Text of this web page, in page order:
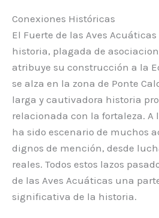
Conexiones Históricas
El Fuerte de las Aves
historia, plagada de
atribuye su construcción a la
se alza en la zona de Ponte
larga y cautivadora historia
relacionada con la fortaleza. A
ha sido escenario de muchos
dignos de mención, desde
reales. Todos estos lazos
de las Aves Acuáticas una
significativa de la historia.